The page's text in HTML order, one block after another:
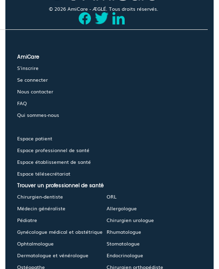
© 2026 AmiCare - ÆGLÉ. Tous droits réservés.
AmiCare
S'inscrire
Se connecter
Nous contacter
FAQ
Qui sommes-nous
Espace patient
Espace professionnel de santé
Espace établissement de santé
Espace télésecrétariat
Trouver un professionnel de santé
Chirurgien-dentiste
Médecin généraliste
Pédiatre
Gynécologue médical et obstétrique
Ophtalmologue
Dermatologue et vénérologue
Ostéopathe
ORL
Allergologue
Chirurgien urologue
Rhumatologue
Stomatologue
Endocrinologue
Chirurgien orthopédiste